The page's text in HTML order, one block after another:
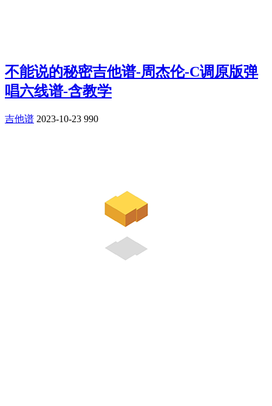
不能说的秘密吉他谱-周杰伦-C调原版弹
唱六线谱-含教学
吉他谱 2023-10-23 990